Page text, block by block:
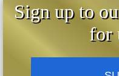
Sign up to
for